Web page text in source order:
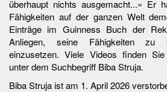
überhaupt nichts ausgemacht...» Er
Fähigkeiten auf der ganzen Welt
Einträge im Guinness Buch der
Anliegen, seine Fähigkeiten zu
einzusetzen. Viele Videos finden
unter dem Suchbegriff Biba Struja.
Biba Struja ist am 1. April 2026